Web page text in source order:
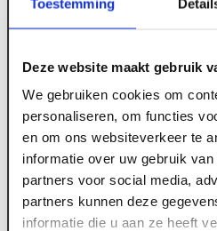
Toestemming
Deze website maakt gebruik
We gebruiken cookies om
personaliseren, om functies
en om ons websiteverkeer te
informatie over uw gebruik
partners voor social media,
partners kunnen deze
informatie die u aan ze heeft
ART001436
100 mm x 1200 x 600
PL100 Rd 2.63 (5 st/pk)
Meld je aan of maak
te krijgen tot de prijzen.